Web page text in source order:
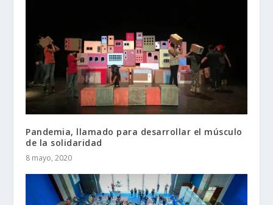
Pandemia, llamado para desarrollar el músculo
de la solidaridad
8 mayo, 2020